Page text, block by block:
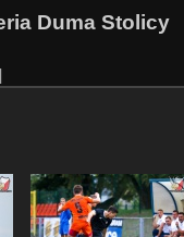
Duma Stolicy